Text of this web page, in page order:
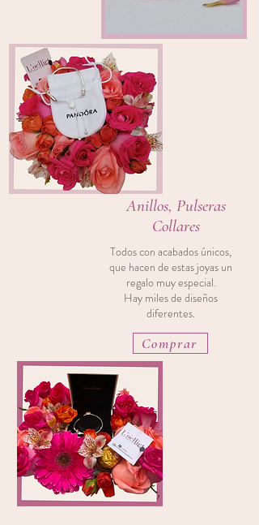
Anillos, Pulseras
Collares
Todos con acabados únicos,
que hacen de estas joyas un
regalo muy especial.
Hay miles de diseños
diferentes.
Comprar